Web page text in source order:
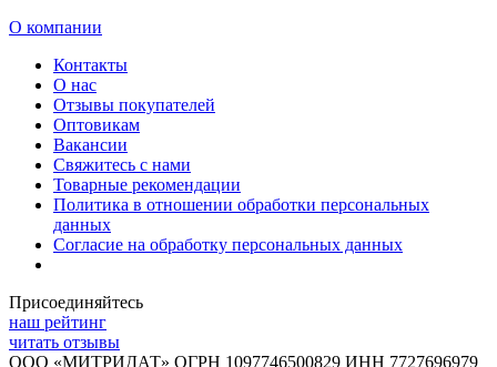
О компании
Контакты
О нас
Отзывы покупателей
Оптовикам
Вакансии
Свяжитесь с нами
Товарные рекомендации
Политика в отношении обработки персональных
данных
Согласие на обработку персональных данных
Присоединяйтесь
наш рейтинг
читать отзывы
ООО «МИТРИДАТ» ОГРН 1097746500829 ИНН 7727696979